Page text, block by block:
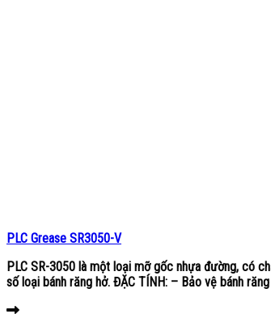
PLC Grease SR3050-V
PLC SR-3050 là một loại mỡ gốc nhựa đường, có
số loại bánh răng hở. ĐẶC TÍNH: – Bảo vệ bánh